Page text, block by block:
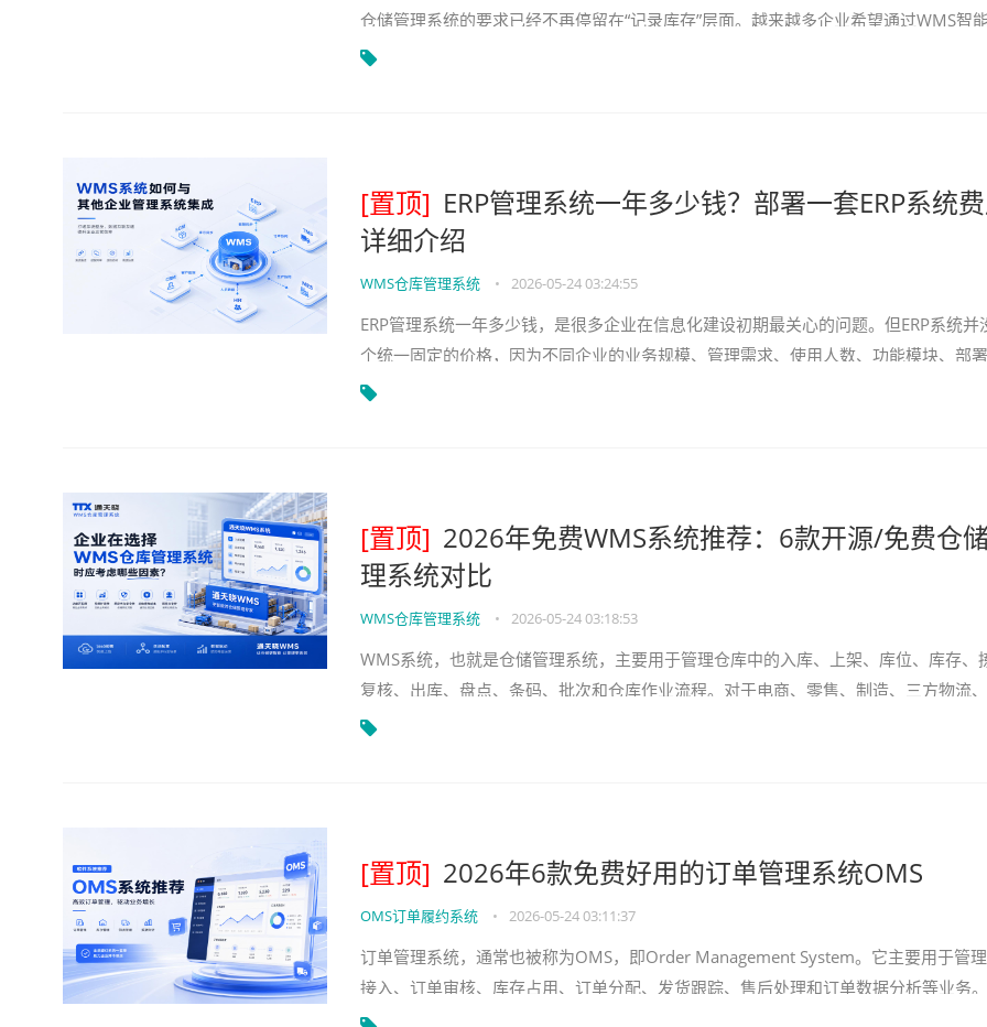
仓储管理系统的要求已经不再停留在“记录库存”层面。越来越多企业希望通过WMS智
管理系统，实现入库、上架、库位、库存
[置顶] ERP管理系统一年多少钱？部署一套ERP系统
详细介绍
WMS仓库管理系统 • 2026-05-24 03:24:55
ERP管理系统一年多少钱，是很多企业在信息化建设初期最关心的问题。但ERP系统并
个统一固定的价格，因为不同企业的业务规模、管理需求、使用人数、功能模块、部
式、实施复杂度和定制程度都不一样。简
[置顶] 2026年免费WMS系统推荐：6款开源/免费仓
理系统对比
WMS仓库管理系统 • 2026-05-24 03:18:53
WMS系统，也就是仓储管理系统，主要用于管理仓库中的入库、上架、库位、库存、
复核、出库、盘点、条码、批次和仓库作业流程。对于电商、零售、制造、三方物流
医药、品牌商和供应链服务企业来说，WM
[置顶] 2026年6款免费好用的订单管理系统OMS
OMS订单履约系统 • 2026-05-24 03:11:37
订单管理系统，通常也被称为OMS，即Order Management System。它主要用于管
接入、订单审核、库存占用、订单分配、发货跟踪、售后处理和订单数据分析等业务
电商、零售、品牌商